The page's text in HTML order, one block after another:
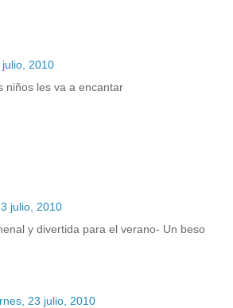
2010
niños les va a encantar
julio, 2010
y divertida para el verano- Un beso
23 julio, 2010